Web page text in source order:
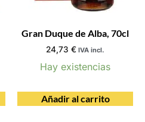
Gran Duque de Alba, 70cl
24,73 € IVA incl.
Hay existencias
Añadir al carrito